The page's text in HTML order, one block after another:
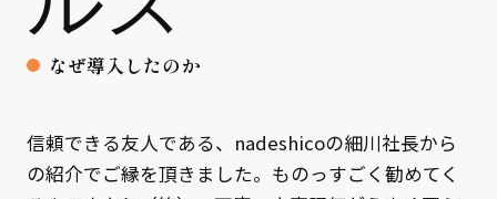
なぜ導入したのか
信頼できる友人である、nadeshicoの細川社長から
の紹介でご縁を頂きました。ものっすごく勧めてく